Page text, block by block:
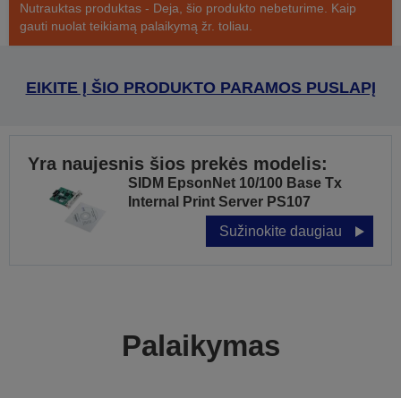
Nutrauktas produktas - Deja, šio produkto nebeturime. Kaip
gauti nuolat teikiamą palaikymą žr. toliau.
EIKITE Į ŠIO PRODUKTO PARAMOS PUSLAPĮ
Yra naujesnis šios prekės modelis:
SIDM EpsonNet 10/100 Base Tx
Internal Print Server PS107
Sužinokite daugiau
Palaikymas